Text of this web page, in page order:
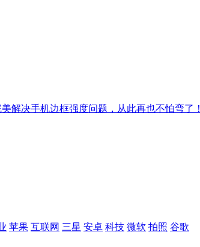
解决手机边框强度问题，从此再也不怕弯了！
苹果 互联网 三星 安卓 科技 微软 拍照 谷歌